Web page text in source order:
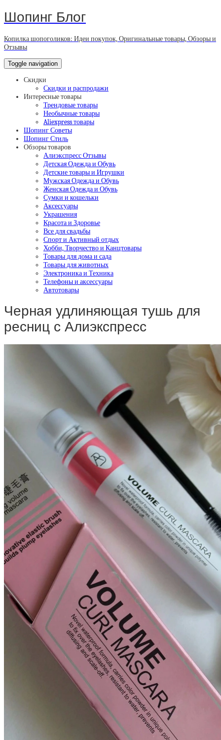
Шопинг Блог
Копилка шопоголиков: Идеи покупок, Оригинальные товары, Обзоры и
Отзывы
Toggle navigation
Скидки
Скидки и распродажи
Интересные товары
Трендовые товары
Необычные товары
Aliexpress товары
Шопинг Советы
Шопинг Стиль
Обзоры товаров
Алиэкспресс Отзывы
Детская Одежда и Обувь
Детские товары и Игрушки
Мужская Одежда и Обувь
Женская Одежда и Обувь
Сумки и кошельки
Аксессуары
Украшения
Красота и Здоровье
Все для свадьбы
Спорт и Активный отдых
Хобби, Творчество и Канцтовары
Товары для дома и сада
Товары для животных
Электроника и Техника
Телефоны и аксессуары
Автотовары
Черная удлиняющая тушь для
ресниц с Алиэкспресс